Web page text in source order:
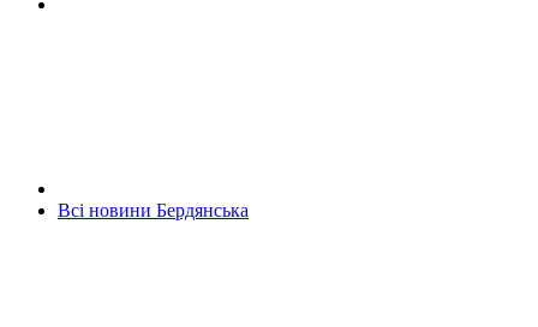
Всі новини Бердянська